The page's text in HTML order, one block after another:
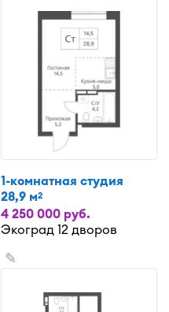
1-комнатная студия
28,9 м2
4 250 000 руб.
Экоград 12 дворов
✎